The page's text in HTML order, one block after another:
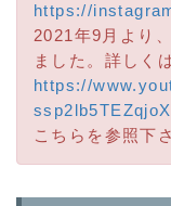
https://
2021年9月より
ました。詳しく
https://
こちらを参照下